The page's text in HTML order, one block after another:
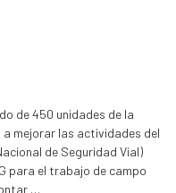
de 450 unidades de la
mejorar las actividades del
de Seguridad Vial)
para el trabajo de campo
…